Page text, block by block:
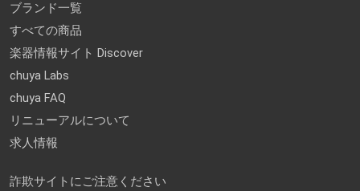
ブランド一覧
すべての商品
楽器情報サイト Discover
chuya Labs
chuya FAQ
リニューアルについて
求人情報
詐欺サイトにご注意ください